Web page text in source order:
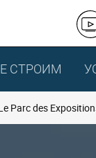
СТРОИМ
Parc des